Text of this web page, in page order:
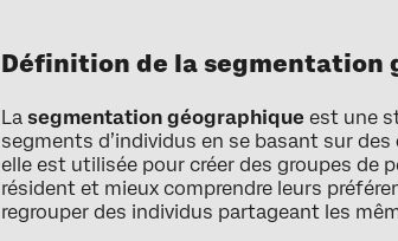
Définition de la segmentation
La segmentation géographique est une
segments d’individus en se basant sur des
elle est utilisée pour créer des groupes de
résident et mieux comprendre leurs
regrouper des individus partageant les